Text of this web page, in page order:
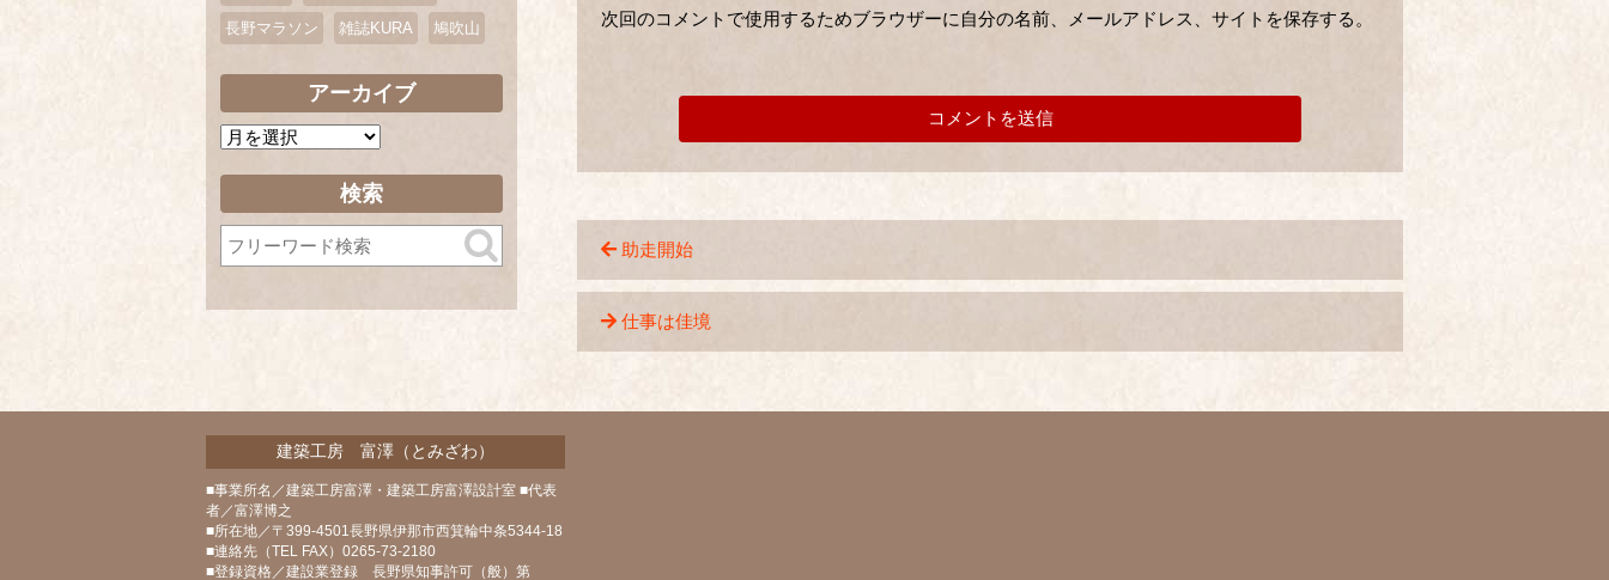
次回のコメントで使用するためブラウザーに自分の名前、メールアドレス、サイトを保存する。
助走開始
仕事は佳境
長野マラソン 雑誌KURA 鳩吹山
アーカイブ
ア
イ
ブ
検索
建築工房 富澤（とみざわ）
■事業所名／建築工房富澤・建築工房富澤設計室 ■代表
者／富澤博之
■所在地／〒399-4501長野県伊那市西箕輪中条5344-18
■連絡先（TEL FAX）0265-73-2180
■登録資格／建設業登録 長野県知事許可（般）第